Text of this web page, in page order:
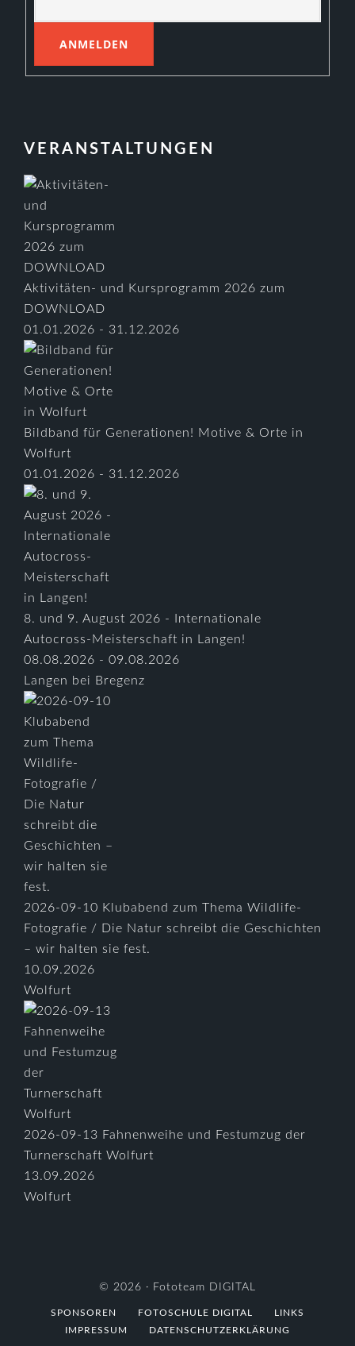
VERANSTALTUNGEN
Aktivitäten- und Kursprogramm 2026 zum
DOWNLOAD
01.01.2026 - 31.12.2026
Bildband für Generationen! Motive & Orte in
Wolfurt
01.01.2026 - 31.12.2026
8. und 9. August 2026 - Internationale
Autocross-Meisterschaft in Langen!
08.08.2026 - 09.08.2026
Langen bei Bregenz
2026-09-10 Klubabend zum Thema Wildlife-
Fotografie / Die Natur schreibt die Geschichten
– wir halten sie fest.
10.09.2026
Wolfurt
2026-09-13 Fahnenweihe und Festumzug der
Turnerschaft Wolfurt
13.09.2026
Wolfurt
© 2026 · Fototeam DIGITAL
SPONSOREN FOTOSCHULE DIGITAL
LINKS
IMPRESSUM
DATENSCHUTZERKLÄRUNG